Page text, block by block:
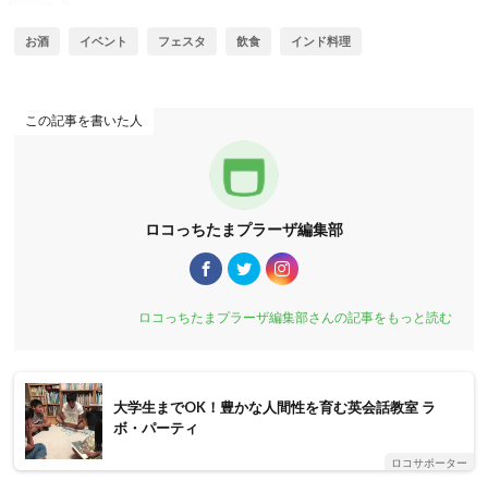
お酒 イベント フェスタ 飲食 インド料理
この記事を書いた人
ロコっちたまプラーザ編集部
ロコっちたまプラーザ編集部さんの記事をもっと読む
大学生までOK！豊かな人間性を育む英会話教室 ラ
ボ・パーティ
ロコサポーター